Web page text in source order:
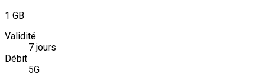
1 GB
Validité
7 jours
Débit
5G